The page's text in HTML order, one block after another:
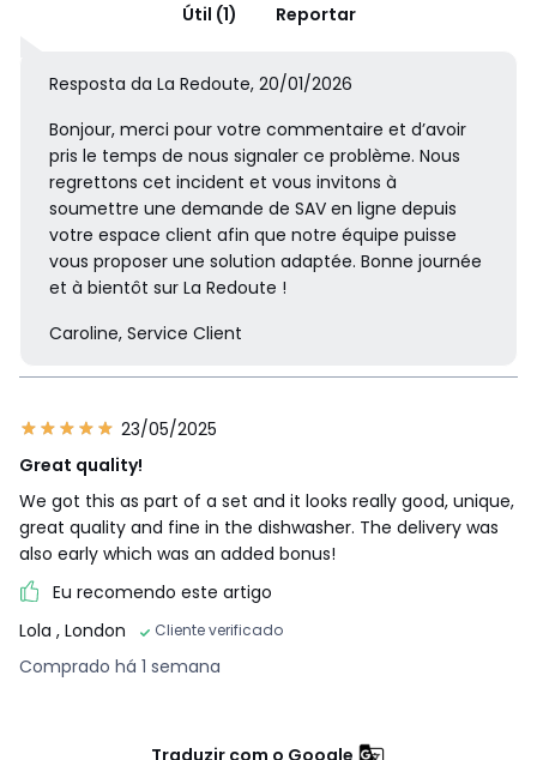
Útil (1) Reportar
Resposta da La Redoute, 20/01/2026
Bonjour, merci pour votre commentaire et d’avoir
pris le temps de nous signaler ce problème. Nous
regrettons cet incident et vous invitons à
soumettre une demande de SAV en ligne depuis
votre espace client afin que notre équipe puisse
vous proposer une solution adaptée. Bonne journée
et à bientôt sur La Redoute !
Caroline, Service Client
23/05/2025
Great quality!
We got this as part of a set and it looks really good, unique,
great quality and fine in the dishwasher. The delivery was
also early which was an added bonus!
Eu recomendo este artigo
Lola , London Cliente verificado
Comprado há 1 semana
Traduzir com o Google